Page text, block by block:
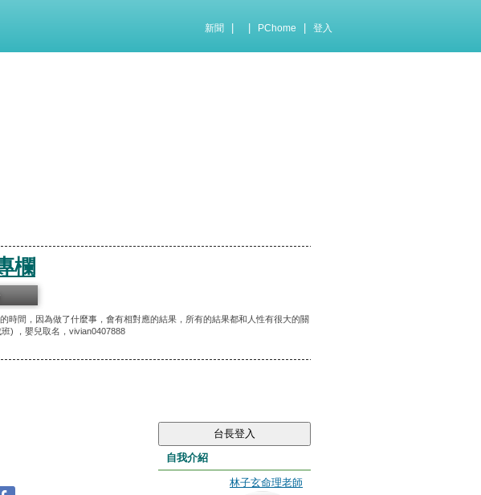
新聞 PChome 登入
欄
間，因為做了什麼事，會有相對應的結果，所有的結果都和人性有很大的關
) ，嬰兒取名，vivian0407888
自我介紹
林子玄命理老師